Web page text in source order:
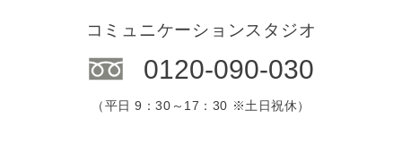
コミュニケーションスタジオ
0120-090-030
（平日 9：30～17：30 ※土日祝休）